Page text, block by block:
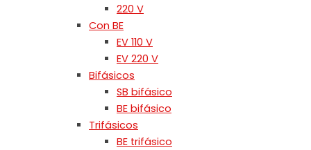
220 V
Con BE
EV 110 V
EV 220 V
Bifásicos
SB bifásico
BE bifásico
Trifásicos
BE trifásico